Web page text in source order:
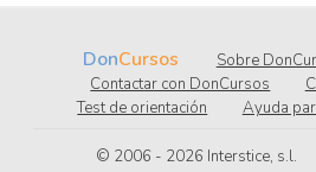
DonCursos Sobre
Contactar con DonCursos
Test de orientación
Ayuda
© 2006 - 2026 .l.s ,ecitsretnI